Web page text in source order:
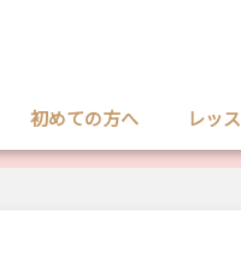
初めての方へ レッ